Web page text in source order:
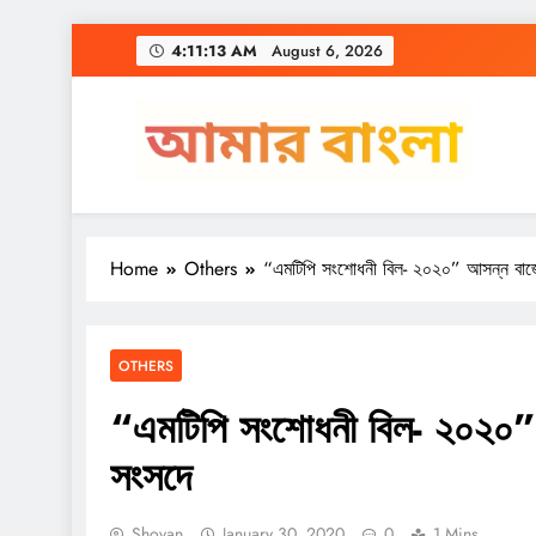
4:11:13 AM August 6, 2026
Amar Bangla
Home Others “এমটিপি সংশোধনী বিল- ২০২০” আসন্ন
OTHERS
“এমটিপি সংশোধনী বিল-
সংসদে